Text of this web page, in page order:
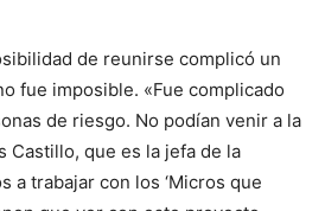
de reunirse complicó un
fue imposible. «Fue complicado
de riesgo. No podían venir a la
Castillo, que es la jefa de la
a trabajar con los ‘Micros que